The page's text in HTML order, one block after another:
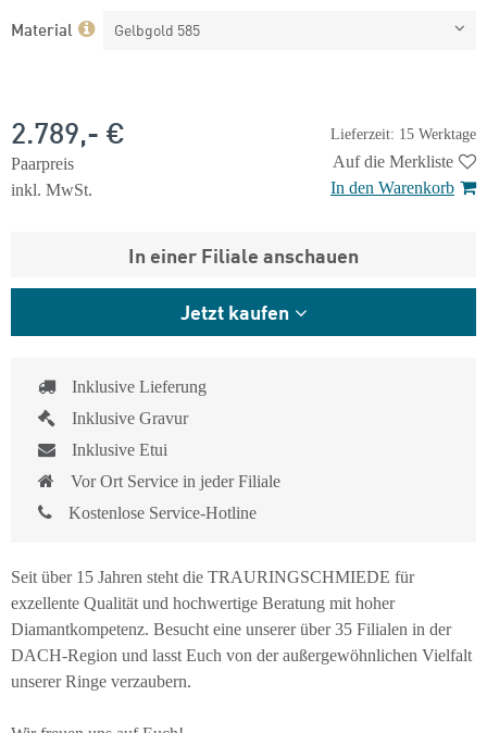
Material Gelbgold 585
Lieferzeit: 15 Werktage
2.789,- €
Paarpreis
inkl. MwSt.
Auf die Merkliste
In den Warenkorb
In einer Filiale anschauen
Jetzt kaufen
Inklusive Lieferung
Inklusive Gravur
Inklusive Etui
Vor Ort Service in jeder Filiale
Kostenlose Service-Hotline
Seit über 15 Jahren steht die TRAURINGSCHMIEDE für
exzellente Qualität und hochwertige Beratung mit hoher
Diamantkompetenz. Besucht eine unserer über 35 Filialen in der
DACH-Region und lasst Euch von der außergewöhnlichen Vielfalt
unserer Ringe verzaubern.